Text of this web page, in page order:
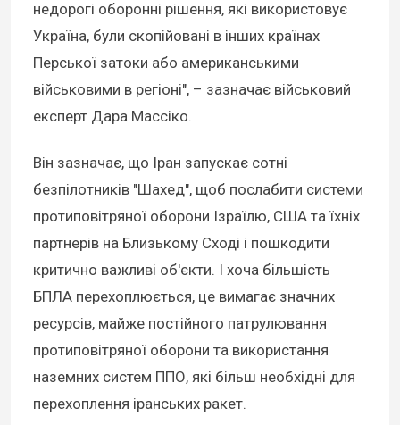
недорогі оборонні рішення, які використовує
Україна, були скопійовані в інших країнах
Перської затоки або американськими
військовими в регіоні", – зазначає військовий
експерт Дара Массіко.
Він зазначає, що Іран запускає сотні
безпілотників "Шахед", щоб послабити системи
протиповітряної оборони Ізраїлю, США та їхніх
партнерів на Близькому Сході і пошкодити
критично важливі об'єкти. І хоча більшість
БПЛА перехоплюється, це вимагає значних
ресурсів, майже постійного патрулювання
протиповітряної оборони та використання
наземних систем ППО, які більш необхідні для
перехоплення іранських ракет.